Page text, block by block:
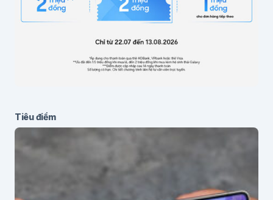
Tiêu điểm